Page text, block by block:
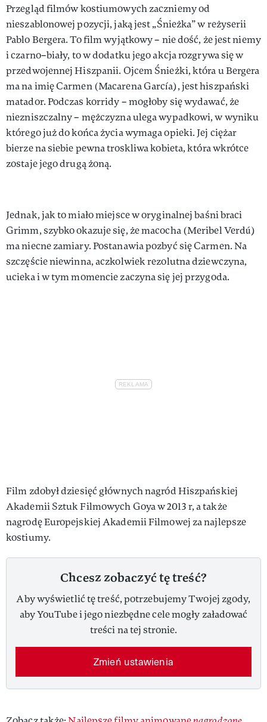
Przegląd filmów kostiumowych zaczniemy od
nieszablonowej pozycji, jaką jest „Śnieżka” w reżyserii
Pablo Bergera. To film wyjątkowy – nie dość, że jest niemy
i czarno–biały, to w dodatku jego akcja rozgrywa się w
przedwojennej Hiszpanii. Ojcem Śnieżki, która u Bergera
ma na imię Carmen (Macarena García), jest hiszpański
matador. Podczas korridy – mogłoby się wydawać, że
niezniszczalny – mężczyzna ulega wypadkowi, w wyniku
którego już do końca życia wymaga opieki. Jej ciężar
bierze na siebie pewna troskliwa kobieta, która wkrótce
zostaje jego drugą żoną.
Jednak, jak to miało miejsce w oryginalnej baśni braci
Grimm, szybko okazuje się, że macocha (Meribel Verdú)
ma niecne zamiary. Postanawia pozbyć się Carmen. Na
szczęście niewinna, aczkolwiek rezolutna dziewczyna,
ucieka i w tym momencie zaczyna się jej przygoda.
Film zdobył dziesięć głównych nagród Hiszpańskiej
Akademii Sztuk Filmowych Goya w 2013 r, a także
nagrodę Europejskiej Akademii Filmowej za najlepsze
kostiumy.
Chcesz zobaczyć tę treść?
Aby wyświetlić tę treść, potrzebujemy Twojej zgody,
aby YouTube i jego niezbędne cele mogły załadować
treści na tej stronie.
Zmień ustawienia